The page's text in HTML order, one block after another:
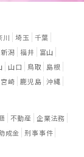
川 埼玉
千葉
新潟 福井
富山
山口 鳥取
島根
宮崎 鹿児島 沖縄
不動産 企業法務
成金 刑事事件